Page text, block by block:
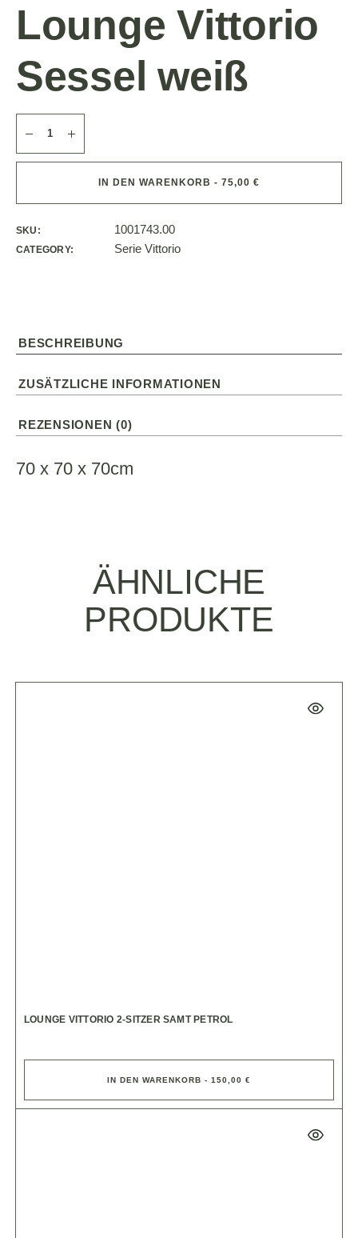
Lounge Vittorio
Sessel weiß
IN DEN WARENKORB - 75,00 €
SKU: 1001743.00
CATEGORY: Serie Vittorio
BESCHREIBUNG
ZUSÄTZLICHE INFORMATIONEN
REZENSIONEN (0)
70 x 70 x 70cm
ÄHNLICHE
PRODUKTE
LOUNGE VITTORIO 2-SITZER SAMT PETROL
IN DEN WARENKORB - 150,00 €